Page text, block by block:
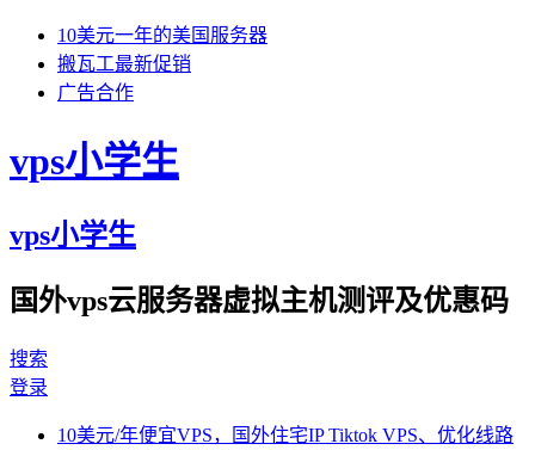
10美元一年的美国服务器
搬瓦工最新促销
广告合作
vps小学生
vps小学生
国外vps云服务器虚拟主机测评及优惠码
搜索
登录
10美元/年便宜VPS，国外住宅IP Tiktok VPS、优化线路